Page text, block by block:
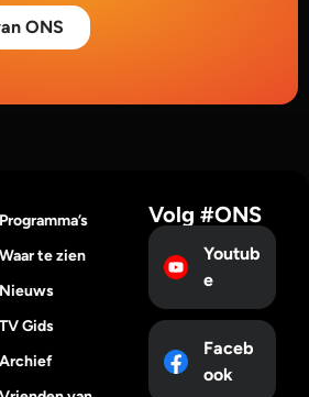
ONS
Programma’s
Waar te zien
Nieuws
TV Gids
Archief
Volg #ONS
Youtub
e
Faceb
ook